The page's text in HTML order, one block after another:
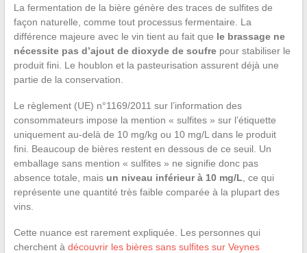
La fermentation de la bière génère des traces de sulfites de
façon naturelle, comme tout processus fermentaire. La
différence majeure avec le vin tient au fait que le brassage ne
nécessite pas d’ajout de dioxyde de soufrepour stabiliser le
produit fini. Le houblon et la pasteurisation assurent déjà une
partie de la conservation.
Le règlement (UE) n°1169/2011 sur l’information des
consommateurs impose la mention « sulfites » sur l’étiquette
uniquement au-delà de 10 mg/kg ou 10 mg/L dans le produit
fini. Beaucoup de bières restent en dessous de ce seuil. Un
emballage sans mention « sulfites » ne signifie donc pas
absence totale, mais un niveau inférieur à 10 mg/L , ce qui
représente une quantité très faible comparée à la plupart des
vins.
Cette nuance est rarement expliquée. Les personnes qui
cherchent à découvrir les bières sans sulfites sur Veynes